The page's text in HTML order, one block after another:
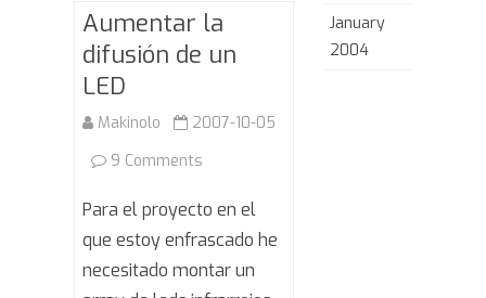
Aumentar la
difusión de un
LED
Makinolo
2007-10-05
9 Comments
Aumentar
la
difusión
Para el proyecto en el
que estoy enfrascado he
necesitado montar un
January
2004